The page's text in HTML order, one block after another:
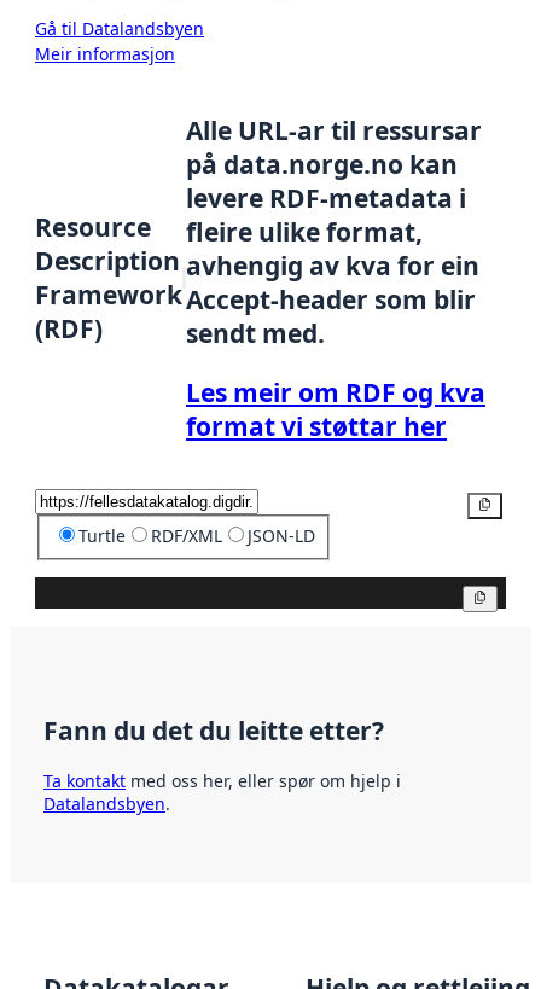
Gå til Datalandsbyen
Meir informasjon
Resource
Description
Framework
(RDF)
Alle URL-ar til ressursar
på data.norge.no kan
levere RDF-metadata i
fleire ulike format,
avhengig av kva for ein
Accept-header som blir
sendt med.
Les meir om RDF og kva
format vi støttar her
Turtle RDF/XML JSON-LD
Fann du det du leitte etter?
Ta kontakt med oss her, eller spør om hjelp i
Datalandsbyen.